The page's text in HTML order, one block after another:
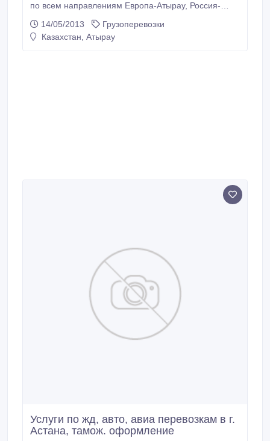
по всем направлениям Европа-Атырау, Россия-
собственный парк авто состоящий из
рефрежераторов в количестве 7 едениц, тентов в
14/05/2013
Грузоперевозки
Казахстан, Атырау
Услуги по жд, авто, авиа перевозкам в г.
Астана, тамож. оформление